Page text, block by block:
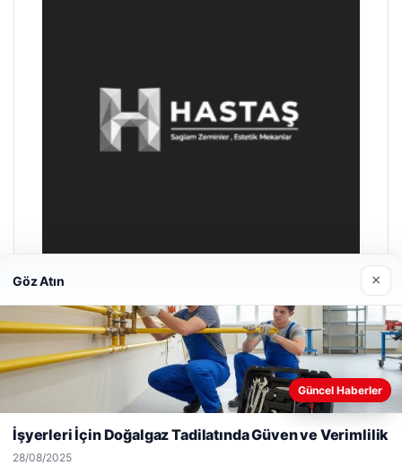
Hastaş Beton
26/05/2026
Web sitemizi nasıl kullandığınızı daha iyi anlayabilmek,
deneyiminizi kişiselleştirmek ve geliştirmek amacıyla çerezler
kullanıyoruz.
Kabul Et
Göz Atın ×
Güncel Haberler
İşyerleri İçin Doğalgaz Tadilatında Güven ve Verimlilik
28/08/2025